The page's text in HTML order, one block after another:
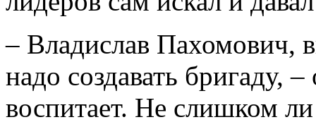
– Владислав Пахомович,
надо создавать бригаду,
воспитает. Не слишком